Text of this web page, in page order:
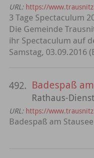
URL: https://
3 Tage Spectaculum
Die Gemeinde
ihr Spectaculum auf
Samstag, 03.09.2016
492. Badespaß
Rathaus-
URL: https://
Badespaß am Stausee